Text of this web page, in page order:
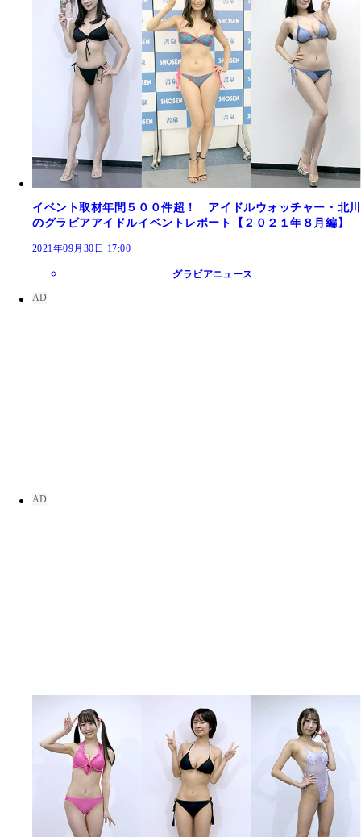
イベント取材年間５００件超！ アイドルウォッチャー・北川
のグラビアアイドルイベントレポート【２０２１年８月編】
2021年09月30日 17:00
グラビアニュース